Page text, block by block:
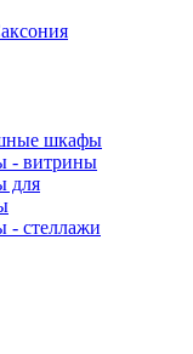
шкафы
- витрины
для
стеллажи